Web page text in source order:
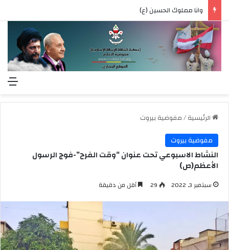
وانا مملوك الحسين (ع)
الرئيسية/مفوضية بيروت
مفوضية بيروت
النشاط الاسبوعي تحت عنوان “وقت الفرح”-فوج الرسول
الأعظم(ص)
سبتمبر 3, 2022 29 أقل من دقيقة